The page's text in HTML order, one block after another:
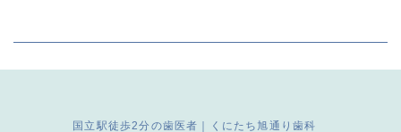
国立駅徒歩2分の歯医者｜くにたち旭通り歯科